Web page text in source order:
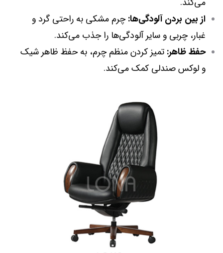
از بین بردن آلودگی‌ها:چرم مشکی به راحتی گرد و
غبار، چربی و سایر آلودگی‌ها را جذب می‌کند.
حفظ ظاهر: تمیز کردن منظم چرم، به حفظ ظاهر شیک
و لوکس صندلی کمک می‌کند.